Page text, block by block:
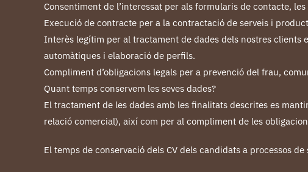
Consentiment de l’interessat per als formularis de contacte,
Execució de contracte per a la contractació de serveis i
Interès legítim per al tractament de dades dels nostres clients
automàtiques i elaboració de perfils.
Compliment d’obligacions legals per a prevenció del frau,
Quant temps conservem les seves dades?
El tractament de les dades amb les finalitats descrites es
relació comercial), així com per al compliment de les
El temps de conservació dels CV dels candidats a processos